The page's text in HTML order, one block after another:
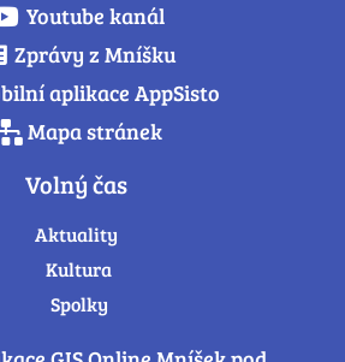
Youtube kanál
Zprávy z Mníšku
aplikace AppSisto
Mapa stránek
Volný čas
Aktuality
Kultura
Spolky